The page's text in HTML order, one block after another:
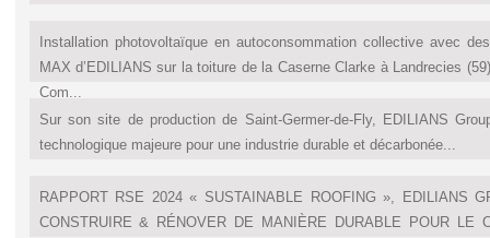
Installation photovoltaïque en autoconsommation collective avec
MAX d’EDILIANS sur la toiture de la Caserne Clarke à Landrecies
Com...
Sur son site de production de Saint-Germer-de-Fly, EDILIANS
technologique majeure pour une industrie durable et décarbonée...
RAPPORT RSE 2024 « SUSTAINABLE ROOFING », EDILIANS
CONSTRUIRE & RÉNOVER DE MANIÈRE DURABLE POUR LE